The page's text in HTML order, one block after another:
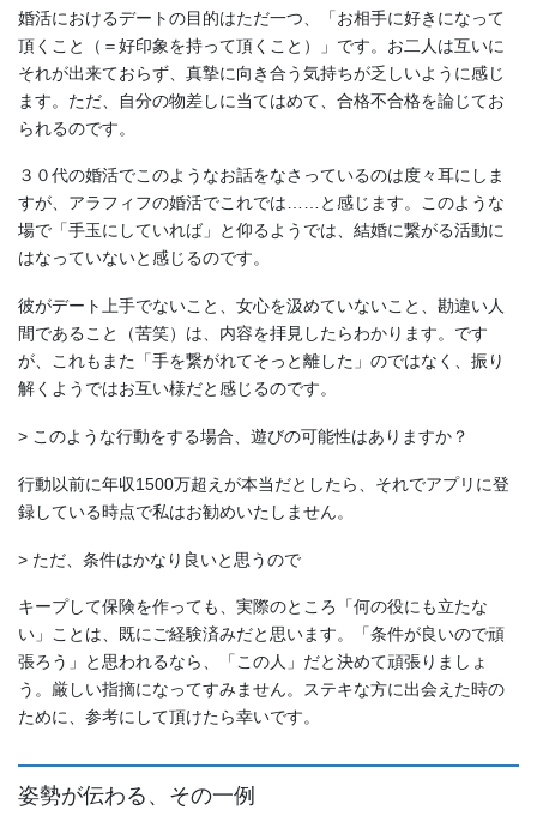
婚活におけるデートの目的はただ一つ、「お相手に好きになって
頂くこと（＝好印象を持って頂くこと）」です。お二人は互いに
それが出来ておらず、真摯に向き合う気持ちが乏しいように感じ
ます。ただ、自分の物差しに当てはめて、合格不合格を論じてお
られるのです。
３０代の婚活でこのようなお話をなさっているのは度々耳にしま
すが、アラフィフの婚活でこれでは……と感じます。このような
場で「手玉にしていれば」と仰るようでは、結婚に繋がる活動に
はなっていないと感じるのです。
彼がデート上手でないこと、女心を汲めていないこと、勘違い人
間であること（苦笑）は、内容を拝見したらわかります。です
が、これもまた「手を繋がれてそっと離した」のではなく、振り
解くようではお互い様だと感じるのです。
> このような行動をする場合、遊びの可能性はありますか？
行動以前に年収1500万超えが本当だとしたら、それでアプリに登
録している時点で私はお勧めいたしません。
> ただ、条件はかなり良いと思うので
キープして保険を作っても、実際のところ「何の役にも立たな
い」ことは、既にご経験済みだと思います。「条件が良いので頑
張ろう」と思われるなら、「この人」だと決めて頑張りましょ
う。厳しい指摘になってすみません。ステキな方に出会えた時の
ために、参考にして頂けたら幸いです。
姿勢が伝わる、その一例